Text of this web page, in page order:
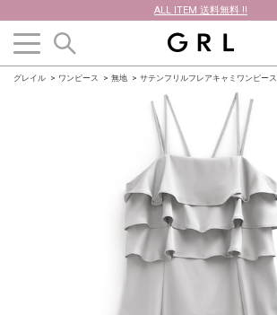
ALL ITEM 送料無料 !!
グレイル ワンピース 無地 サテンフリルフレアキャミワンピース